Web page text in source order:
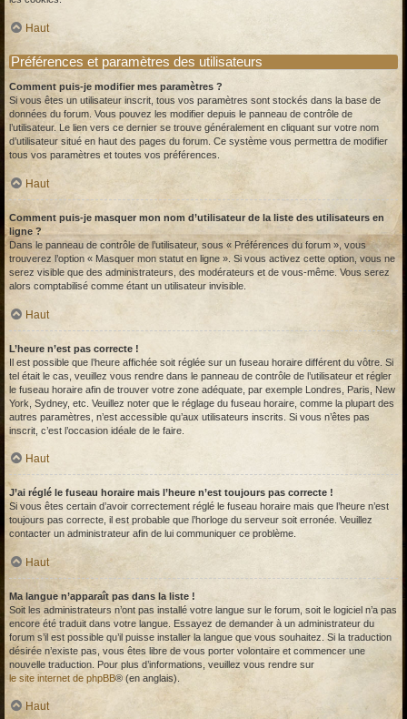
Haut
Préférences et paramètres des utilisateurs
Comment puis-je modifier mes paramètres ?
Si vous êtes un utilisateur inscrit, tous vos paramètres sont stockés dans la base de
données du forum. Vous pouvez les modifier depuis le panneau de contrôle de
l’utilisateur. Le lien vers ce dernier se trouve généralement en cliquant sur votre nom
d’utilisateur situé en haut des pages du forum. Ce système vous permettra de modifier
tous vos paramètres et toutes vos préférences.
Haut
Comment puis-je masquer mon nom d’utilisateur de la liste des utilisateurs en
ligne ?
Dans le panneau de contrôle de l’utilisateur, sous « Préférences du forum », vous
trouverez l’option « Masquer mon statut en ligne ». Si vous activez cette option, vous ne
serez visible que des administrateurs, des modérateurs et de vous-même. Vous serez
alors comptabilisé comme étant un utilisateur invisible.
Haut
L’heure n’est pas correcte !
Il est possible que l’heure affichée soit réglée sur un fuseau horaire différent du vôtre. Si
tel était le cas, veuillez vous rendre dans le panneau de contrôle de l’utilisateur et régler
le fuseau horaire afin de trouver votre zone adéquate, par exemple Londres, Paris, New
York, Sydney, etc. Veuillez noter que le réglage du fuseau horaire, comme la plupart des
autres paramètres, n’est accessible qu’aux utilisateurs inscrits. Si vous n’êtes pas
inscrit, c’est l’occasion idéale de le faire.
Haut
J’ai réglé le fuseau horaire mais l’heure n’est toujours pas correcte !
Si vous êtes certain d’avoir correctement réglé le fuseau horaire mais que l’heure n’est
toujours pas correcte, il est probable que l’horloge du serveur soit erronée. Veuillez
contacter un administrateur afin de lui communiquer ce problème.
Haut
Ma langue n’apparaît pas dans la liste !
Soit les administrateurs n’ont pas installé votre langue sur le forum, soit le logiciel n’a pas
encore été traduit dans votre langue. Essayez de demander à un administrateur du
forum s’il est possible qu’il puisse installer la langue que vous souhaitez. Si la traduction
désirée n’existe pas, vous êtes libre de vous porter volontaire et commencer une
nouvelle traduction. Pour plus d’informations, veuillez vous rendre sur
le site internet de phpBB® (en anglais).
Haut